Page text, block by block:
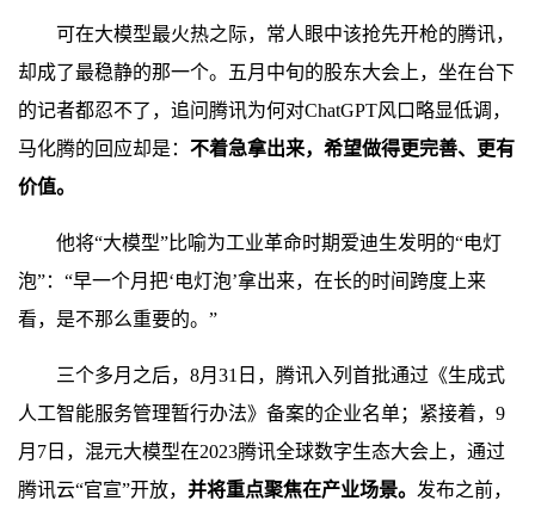
可在大模型最火热之际，常人眼中该抢先开枪的腾讯，
却成了最稳静的那一个。五月中旬的股东大会上，坐在台下
的记者都忍不了，追问腾讯为何对ChatGPT风口略显低调，
马化腾的回应却是： 不着急拿出来，希望做得更完善、更有
价值。
他将“大模型”比喻为工业革命时期爱迪生发明的“电灯
泡”：“早一个月把‘电灯泡’拿出来，在长的时间跨度上来
看，是不那么重要的。”
三个多月之后，8月31日，腾讯入列首批通过《生成式
人工智能服务管理暂行办法》备案的企业名单；紧接着，9
月7日，混元大模型在2023腾讯全球数字生态大会上，通过
腾讯云“官宣”开放， 并将重点聚焦在产业场景。 发布之前，